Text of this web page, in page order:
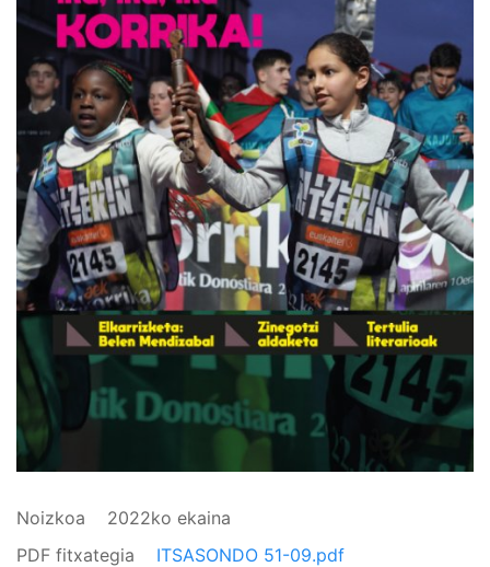
Noizkoa
2022ko ekaina
PDF fitxategia
ITSASONDO 51-09.pdf